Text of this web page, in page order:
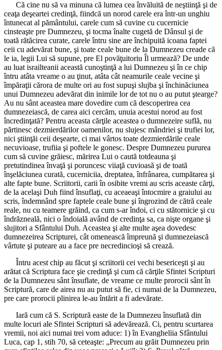
Că cine nu să va minuna că lumea cea învăluită de neştiinţă şi de
ceaţa deşeartei credinţă, fiindcă un norod carele era într-un unghiu
întunecat al pământului, carele cum să cuvine cu cucernicie
cinsteaşte pre Dumnezeu, şi tocma înalte cugetă de Dânsul şi de
toată rătăcirea curate, carele întru sine are închipuită icoana faptei
ceii cu adevărat bune, şi toate ceale bune de la Dumnezeu creade că
le ia, legii Lui să supune, pre El povăţuitoriu Îl urmează? De unde
au luat israilteanii această cunoştinţă a lui Dumnezeu şi în ce chip
întru atâta vreame o au ţinut, atâta cât neamurile ceale vecine şi
împăraţii cărora de multe ori au fost supuşi slujba şi închinăciunea
unui Dumnezeu adevărat din inimile lor de tot nu o au putut ştearge?
Au nu sânt aceastea mare dovedire cum că descoperirea cea
dumnezeiască, de carea aici cercăm, unuia acestui norod au fost
încredinţată? Pentru aceasta cărţile aceastea o dumnezeire suflă, nu
părtinesc dezmierdărilor oamenilor, nu slujesc mândriei şi trufiei lor,
nici ştiinţăi ceii deşearte, ci mai vârtos toate dezmierdările ceale
necuvioase, trufiia şi poftele le gonesc. Despre Dumnezeu pururea
cum să cuvine grăiesc, mărirea Lui o caută totdeauna şi
pretutindinea învaţă şi poruncesc viiaţă cuvioasă şi de toată
înşelăciunea curată, cucerniciia, dreptatea, înfrânarea, cumpătarea şi
alte fapte bune. Scriitorii, carii în osibite vremi au scris aceaste cărţi,
de la acelaşi Duh fiind însuflaţi, cu aceaeaşi întocmire a graiului au
scris, îndemnând spre faptele ceale bune şi îngrozind de cătră ceale
reale, nu cu teamere grăind, ca cum s-ar îndoi, ci cu stătornicie şi cu
îndrăzneală, nici o îndoială având de credinţa sa, ca nişte organe şi
slujitori a Sfântului Duh. Aceastea şi alte multe aşea dovedesc
dumnezeirea Scripturei, cât omenească împreună şi dumnezeiască
vârtute şi puteare au a face pre necredincioşi să crează.
Întru acest chip au făcut şi scriitorii cei vechi besericeşti şi au
arătat că Scriptura face şie credinţă şi cum că cărţile Sfintei Scripturi
de la Dumnezeu sânt însuflate, de vreame ce multe prorocii sânt în
Scriptură, care de airea nu au putut să fie, ci numai de la Dumnezeu,
pre care prorocii plinirea le-au întărit a fi adevărate.
Iară cum că S. Scriptură easte de la Dumnezeu însuflată din
multe locuri ale Sfintei Scripturi să adevărează. Ci, pentru scurtarea
vremii, noi aici numai trei vom aduce: 1) în Evangheliia Sfântului
Luca, cap 1, stih 70, să ceteaşte: „Precum au grăit Dumnezeu prin